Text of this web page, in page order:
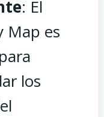
: El
Map es
los